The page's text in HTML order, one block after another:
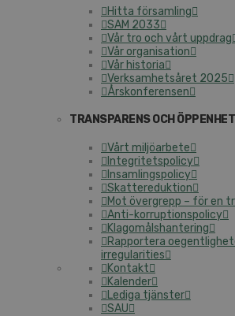
Hitta församling
SAM 2033
Vår tro och vårt uppdrag
Vår organisation
Vår historia
Verksamhetsåret 2025
Årskonferensen
TRANSPARENS OCH ÖPPENHET
Vårt miljöarbete
Integritetspolicy
Insamlingspolicy
Skattereduktion
Mot övergrepp – för en
Anti-korruptionspolicy
Klagomålshantering
Rapportera
irregularities
Kontakt
Kalender
Lediga tjänster
SAU